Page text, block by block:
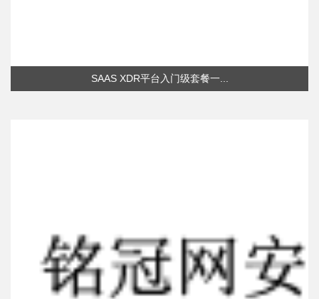
SAAS XDR平台入门级套餐一...